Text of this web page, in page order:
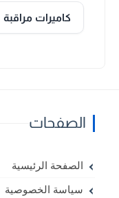
كاميرات مراقبة
الصفحات
الصفحة الرئيسية
سياسة الخصوصية